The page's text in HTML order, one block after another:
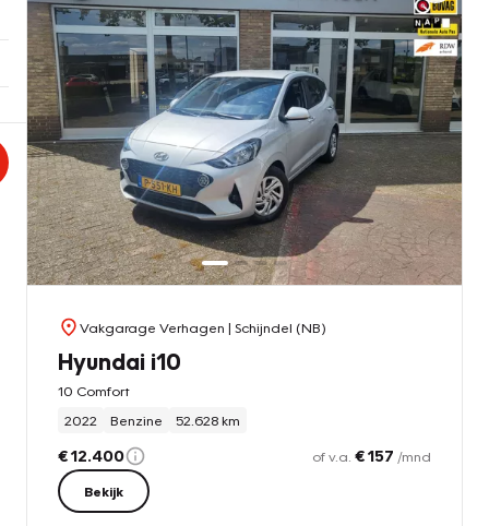
Vakgarage Verhagen | Schijndel (NB)
Hyundai i10
10 Comfort
2022
Benzine 52.628 km
€ 12.400 of v.a. € 157 /mnd
Bekijk